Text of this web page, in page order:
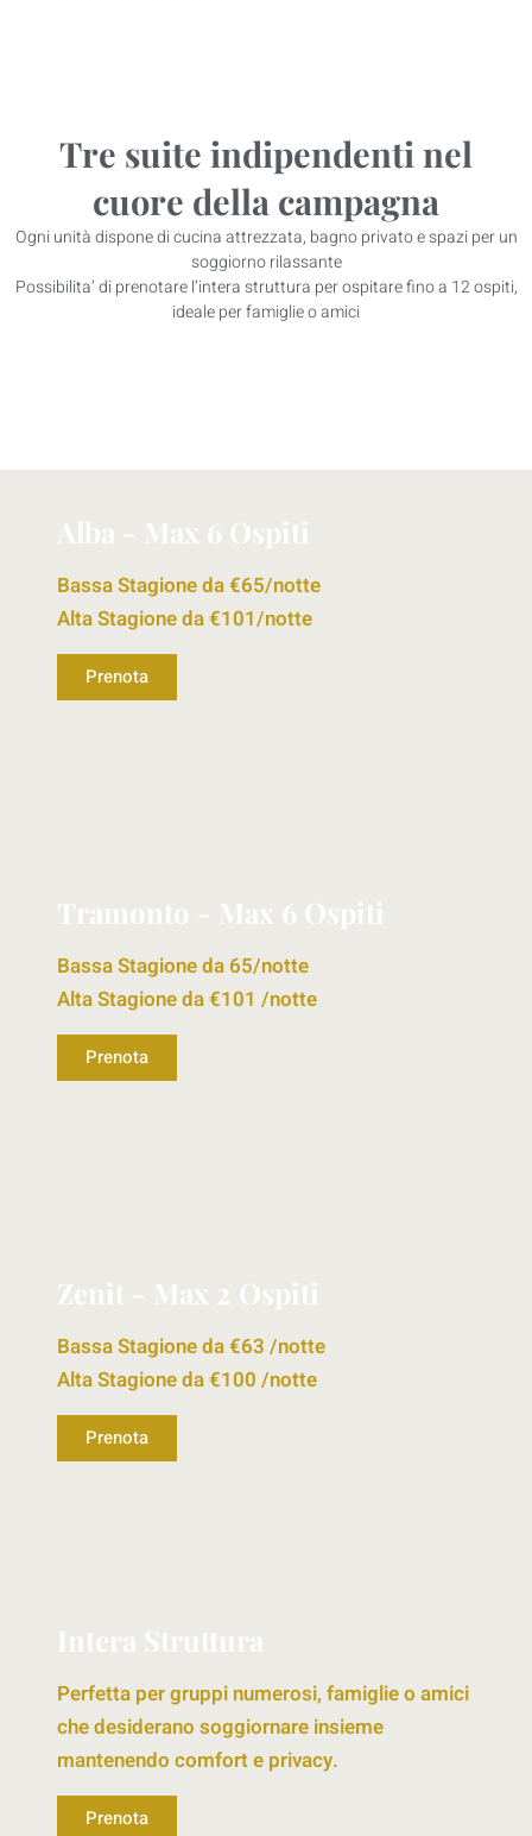
Tre suite indipendenti nel
cuore della campagna
Ogni unità dispone di cucina attrezzata, bagno privato e spazi per un
soggiorno rilassante
Possibilita’ di prenotare l’intera struttura per ospitare fino a 12 ospiti,
ideale per famiglie o amici
Alba - Max 6 Ospiti
Bassa Stagione da €65/notte
Alta Stagione da €101/notte
Prenota
Tramonto - Max 6 Ospiti
Bassa Stagione da 65/notte
Alta Stagione da €101 /notte
Prenota
Zenit - Max 2 Ospiti
Bassa Stagione da €63 /notte
Alta Stagione da €100 /notte
Prenota
Intera Struttura
Perfetta per gruppi numerosi, famiglie o amici
che desiderano soggiornare insieme
mantenendo comfort e privacy.
Prenota